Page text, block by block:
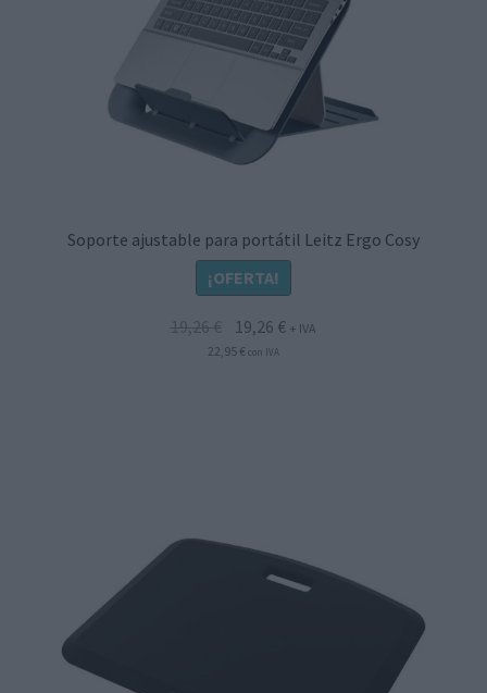
Soporte ajustable para portátil Leitz Ergo Cosy
¡OFERTA!
19,26€
El
precio
19,26 €El
+ IVA
22,95 € con IVA